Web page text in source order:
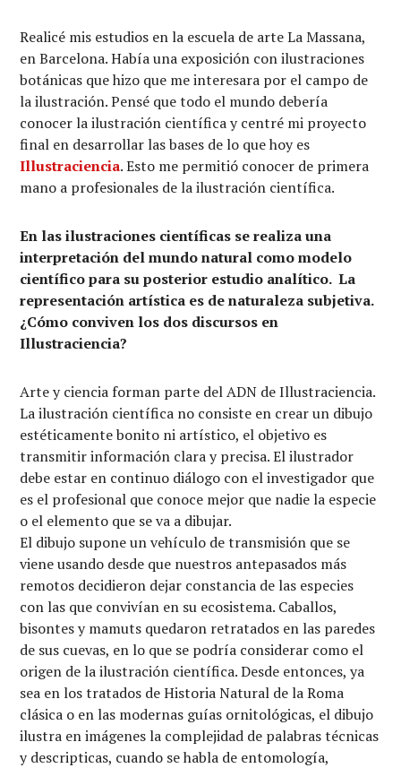
Realicé mis estudios en la escuela de arte La Massana,
en Barcelona. Había una exposición con ilustraciones
botánicas que hizo que me interesara por el campo de
la ilustración. Pensé que todo el mundo debería
conocer la ilustración científica y centré mi proyecto
final en desarrollar las bases de lo que hoy es
Illustraciencia. Esto me permitió conocer de primera
mano a profesionales de la ilustración científica.
En las ilustraciones científicas se realiza una
interpretación del mundo natural como modelo
científico para su posterior estudio analítico. La
representación artística es de naturaleza subjetiva.
¿Cómo conviven los dos discursos en
Illustraciencia?
Arte y ciencia forman parte del ADN de Illustraciencia.
La ilustración científica no consiste en crear un dibujo
estéticamente bonito ni artístico, el objetivo es
transmitir información clara y precisa. El ilustrador
debe estar en continuo diálogo con el investigador que
es el profesional que conoce mejor que nadie la especie
o el elemento que se va a dibujar.
El dibujo supone un vehículo de transmisión que se
viene usando desde que nuestros antepasados más
remotos decidieron dejar constancia de las especies
con las que convivían en su ecosistema. Caballos,
bisontes y mamuts quedaron retratados en las paredes
de sus cuevas, en lo que se podría considerar como el
origen de la ilustración científica. Desde entonces, ya
sea en los tratados de Historia Natural de la Roma
clásica o en las modernas guías ornitológicas, el dibujo
ilustra en imágenes la complejidad de palabras técnicas
y descripticas, cuando se habla de entomología,